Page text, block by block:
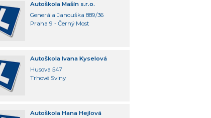
Autoškola Mašín s.r.o.
Generála Janouška 889/36
Praha 9 - Černý Most
Autoškola Ivana Kyselová
Husova 547
Trhové Sviny
Autoškola Hana Hejlová